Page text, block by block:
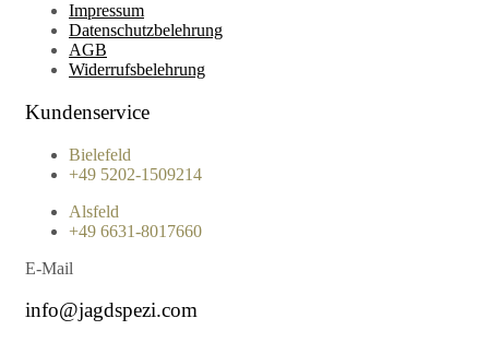
Impressum
Datenschutzbelehrung
AGB
Widerrufsbelehrung
Kundenservice
Bielefeld
+49 5202-1509214
Alsfeld
+49 6631-8017660
E-Mail
info@jagdspezi.com